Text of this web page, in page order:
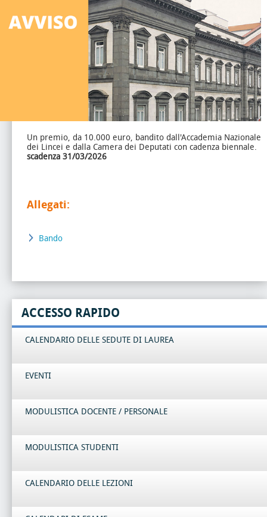
Un premio, da 10.000 euro, bandito dall'Accademia Nazionale
dei Lincei e dalla Camera dei Deputati con cadenza biennale.
scadenza 31/03/2026
Allegati:
Bando
ACCESSO RAPIDO
CALENDARIO DELLE SEDUTE DI LAUREA
EVENTI
MODULISTICA DOCENTE / PERSONALE
MODULISTICA STUDENTI
CALENDARIO DELLE LEZIONI